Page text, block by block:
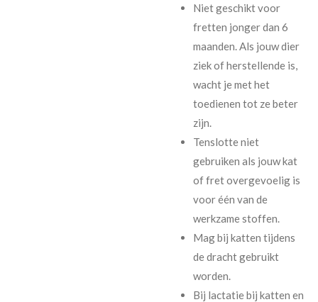
Niet geschikt voor
fretten jonger dan 6
maanden. Als jouw dier
ziek of herstellende is,
wacht je met het
toedienen tot ze beter
zijn.
Tenslotte niet
gebruiken als jouw kat
of fret overgevoelig is
voor één van de
werkzame stoffen.
Mag bij katten tijdens
de dracht gebruikt
worden.
Bij lactatie bij katten en